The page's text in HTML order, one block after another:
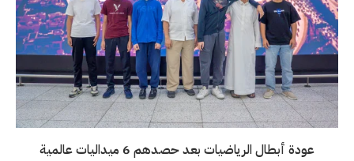
عودة أبطال الرياضيات بعد حصدهم 6 ميداليات عالمية